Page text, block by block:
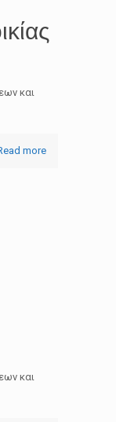
και
more
και